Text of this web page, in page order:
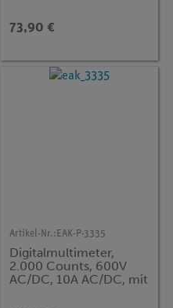
73,90 €
Artikel-Nr.: EAK-P-3335
Digitalmultimeter,
2.000 Counts, 600V
AC/DC, 10A AC/DC, mit